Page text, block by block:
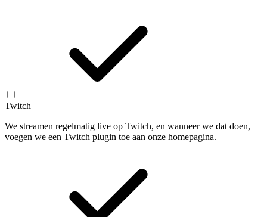
Twitch
We streamen regelmatig live op Twitch, en wanneer we dat doen,
voegen we een Twitch plugin toe aan onze homepagina.